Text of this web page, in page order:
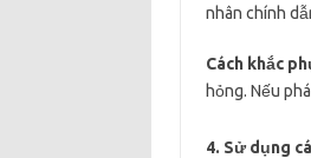
nhân chính
Cách khắc
hỏng. Nếu
4. Sử dụng